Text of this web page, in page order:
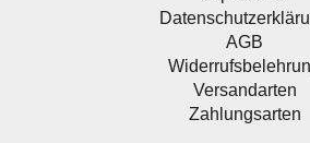
AGB
Versandarten
Zahlungsarten